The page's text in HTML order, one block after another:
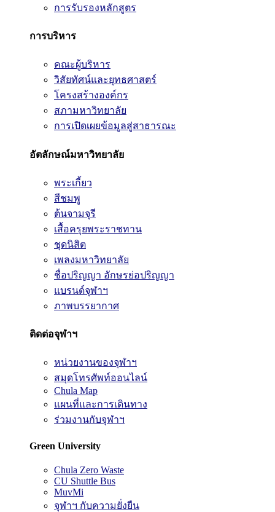
การรับรองหลักสูตร
การบริหาร
คณะผู้บริหาร
วิสัยทัศน์และยุทธศาสตร์
โครงสร้างองค์กร
สภามหาวิทยาลัย
การเปิดเผยข้อมูลสู่สาธารณะ
อัตลักษณ์มหาวิทยาลัย
พระเกี้ยว
สีชมพู
ต้นจามจุรี
เสื้อครุยพระราชทาน
ชุดนิสิต
เพลงมหาวิทยาลัย
ชื่อปริญญา อักษรย่อปริญญา
แบรนด์จุฬาฯ
ภาพบรรยากาศ
ติดต่อจุฬาฯ
หน่วยงานของจุฬาฯ
สมุดโทรศัพท์ออนไลน์
Chula Map
แผนที่และการเดินทาง
ร่วมงานกับจุฬาฯ
Green University
Chula Zero Waste
CU Shuttle Bus
MuvMi
จุฬาฯ กับความยั่งยืน